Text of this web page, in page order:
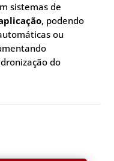
sistemas de
, podendo
ou
do